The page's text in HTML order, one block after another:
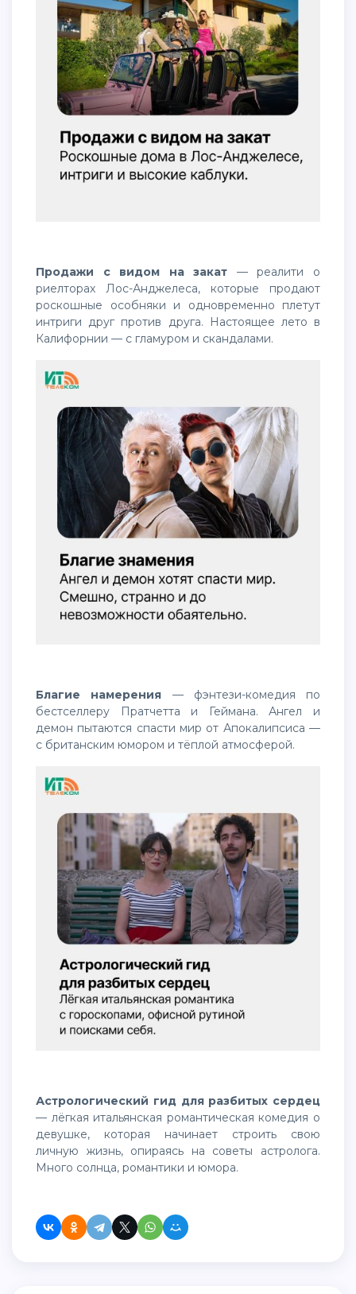
Продажи с видом на закат — реалити о
риелторах Лос-Анджелеса, которые продают
роскошные особняки и одновременно плетут
интриги друг против друга. Настоящее лето в
Калифорнии — с гламуром и скандалами.
Благие намерения — фэнтези-комедия по
бестселлеру Пратчетта и Геймана. Ангел и
демон пытаются спасти мир от Апокалипсиса —
с британским юмором и тёплой атмосферой.
Астрологический гид для разбитых сердец
— лёгкая итальянская романтическая комедия о
девушке, которая начинает строить свою
личную жизнь, опираясь на советы астролога.
Много солнца, романтики и юмора.